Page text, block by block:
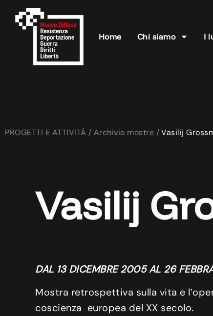
Home Chi siamo I
PROGETTI E ATTIVITÀ / Archivio mostre /Vasilij
Vasilij
DAL 13 DICEMBRE 2005 AL 26
Mostra retrospettiva sulla vita e
coscienza europea del XX secolo.